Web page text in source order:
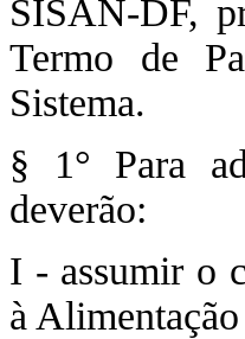
SISAN-DF,
Termo de
Sistema.
§ 1° Para
deverão:
I - assumir o
à